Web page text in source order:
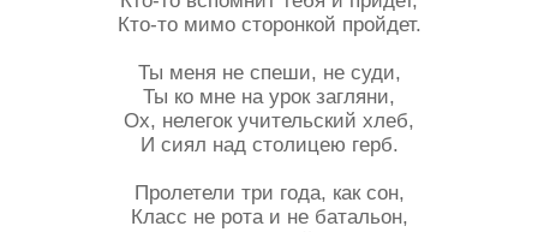
Кто-то мимо сторонкой пройдет.
Ты меня не спеши, не суди,
Ты ко мне на урок загляни,
Ох, нелегок учительский хлеб,
И сиял над столицею герб.
Пролетели три года, как сон,
Класс не рота и не батальон,